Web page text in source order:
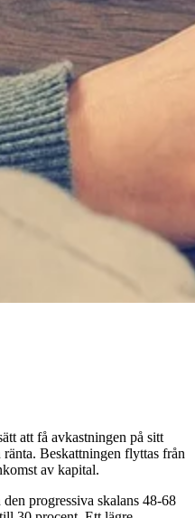
att få avkastningen på sitt
ränta. Beskattningen flyttas från
av kapital.
den progressiva skalans 48-68